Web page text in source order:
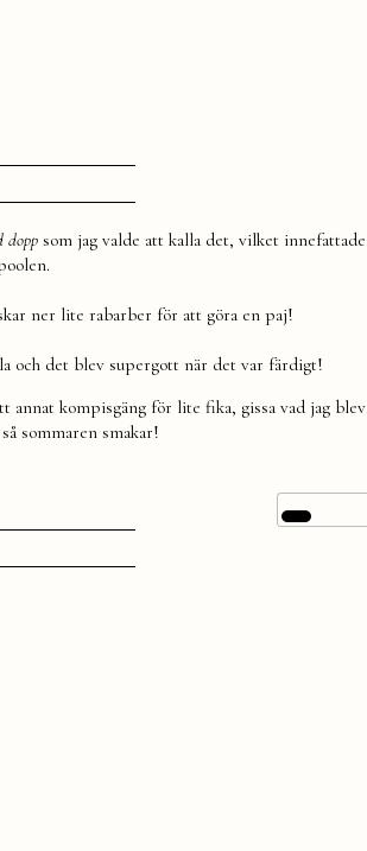
dopp som jag valde att kalla det, vilket innefattade
ner lite rabarber för att göra en paj!
och det blev supergott när det var färdigt!
annat kompisgäng för lite fika, gissa vad jag blev
sommaren smakar!